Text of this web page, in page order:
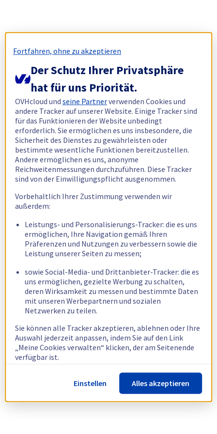
Fortfahren, ohne zu akzeptieren
Der Schutz Ihrer Privatsphäre
hat für uns Priorität.
OVHcloud undseine Partnerverwenden Cookies und
andere Tracker auf unserer Website. Einige Tracker sind
für das Funktionieren der Website unbedingt
erforderlich. Sie ermöglichen es uns insbesondere, die
Sicherheit des Dienstes zu gewährleisten oder
bestimmte wesentliche Funktionen bereitzustellen.
Andere ermöglichen es uns, anonyme
Reichweitenmessungen durchzuführen. Diese Tracker
sind von der Einwilligungspflicht ausgenommen.
Vorbehaltlich Ihrer Zustimmung verwenden wir
außerdem:
Leistungs- und Personalisierungs-Tracker: die es uns
ermöglichen, Ihre Navigation gemäß Ihren
Präferenzen und Nutzungen zu verbessern sowie die
Leistung unserer Seiten zu messen;
sowie Social-Media- und Drittanbieter-Tracker: die es
uns ermöglichen, gezielte Werbung zu schalten,
deren Wirksamkeit zu messen und bestimmte Daten
mit unseren Werbepartnern und sozialen
Netzwerken zu teilen.
Sie können alle Tracker akzeptieren, ablehnen oder Ihre
Auswahl jederzeit anpassen, indem Sie auf den Link
„Meine Cookies verwalten“ klicken, der am Seitenende
verfügbar ist.
Weitere Informationen finden Sie in unsererRichtlinie
zur Verwendung von Cookies.
Einstellen Alles akzeptieren